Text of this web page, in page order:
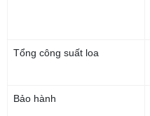
Tổng công suất loa
Bảo hành